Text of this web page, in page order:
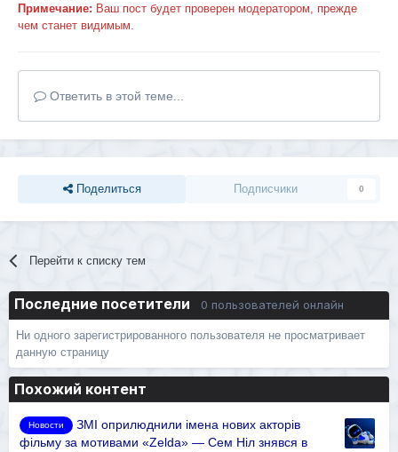
Примечание: Ваш пост будет проверен модератором, прежде
чем станет видимым.
Ответить в этой теме...
Поделиться Подписчики 0
Перейти к списку тем
Последние посетители 0 пользователей онлайн
Ни одного зарегистрированного пользователя не просматривает
данную страницу
Похожий контент
Новости
ЗМІ оприлюднили імена нових акторів
фільму за мотивами «Zelda» — Сем Ніл знявся в